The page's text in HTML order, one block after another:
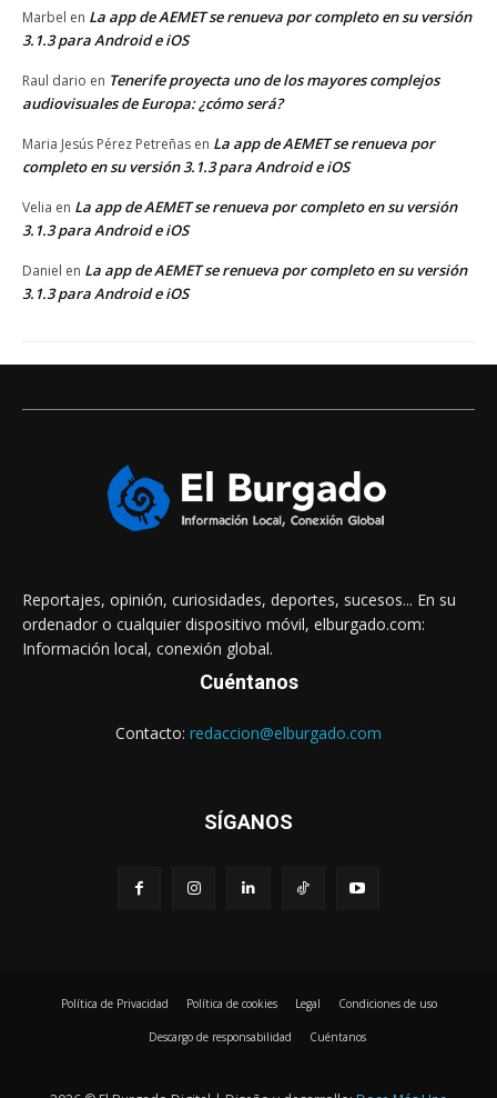
Marbel en La app de AEMET se renueva por completo en su versión
3.1.3 para Android e iOS
Raul dario en Tenerife proyecta uno de los mayores complejos
audiovisuales de Europa: ¿cómo será?
Maria Jesús Pérez Petreñas en La app de AEMET se renueva por
completo en su versión 3.1.3 para Android e iOS
Velia en La app de AEMET se renueva por completo en su versión
3.1.3 para Android e iOS
Daniel en La app de AEMET se renueva por completo en su versión
3.1.3 para Android e iOS
Reportajes, opinión, curiosidades, deportes, sucesos... En su
ordenador o cualquier dispositivo móvil, elburgado.com:
Información local, conexión global.
Cuéntanos
Contacto: redaccion@elburgado.com
SÍGANOS
Política de Privacidad Política de cookies Legal Condiciones de uso
Descargo de responsabilidad Cuéntanos